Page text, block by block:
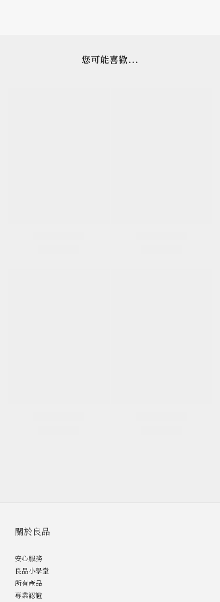
您可能喜歡...
關於良品
安心服務
良品小學堂
所有產品
專業認證